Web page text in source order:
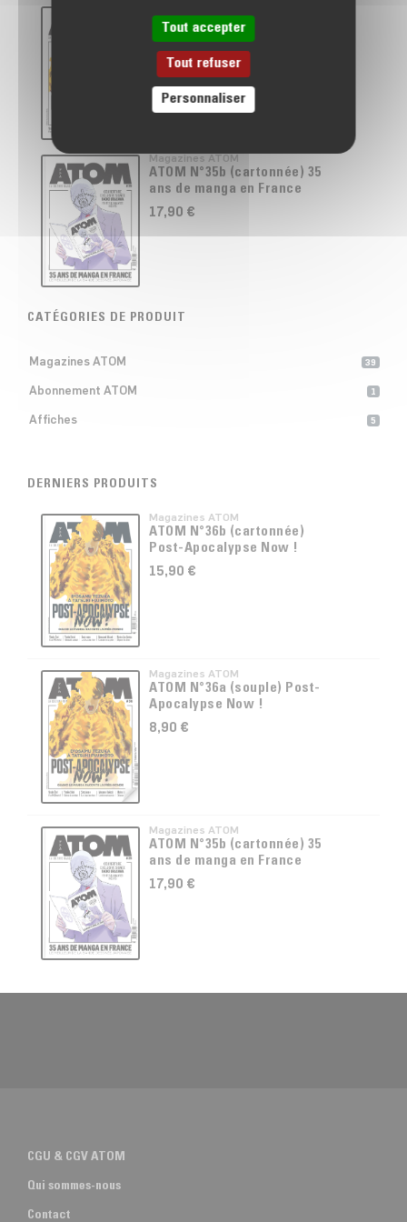
ATOM N°36a (souple) Post-
Apocalypse Now !
8,90 €
Magazines ATOM
ATOM N°35b (cartonnée) 35
ans de manga en France
17,90 €
CATÉGORIES DE PRODUIT
Magazines ATOM 39
Abonnement ATOM 1
Affiches 5
DERNIERS PRODUITS
Magazines ATOM
ATOM N°36b (cartonnée)
Post-Apocalypse Now !
15,90 €
Magazines ATOM
ATOM N°36a (souple) Post-
Apocalypse Now !
8,90 €
Magazines ATOM
ATOM N°35b (cartonnée) 35
ans de manga en France
17,90 €
CGU & CGV ATOM
Qui sommes-nous
Contact
Tout accepter
Tout refuser
Personnaliser